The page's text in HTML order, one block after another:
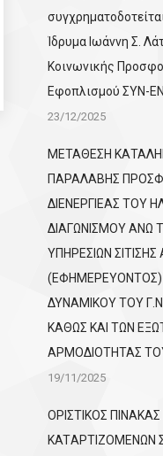
Ίδρυμα Ιωάννη Σ.
Κοινωνικής
Εφοπλισμού ΣΥΝ-
23/12/2025
ΜΕΤΑΘΕΣΗ
ΠΑΡΑΛΑΒΗΣ
ΔΙΕΝΕΡΓΙΕΑΣ ΤΟΥ
ΔΙΑΓΩΝΙΣΜΟΥ ΑΝΩ
ΥΠΗΡΕΣΙΩΝ
ΔΥΝΑΜΙΚΟΥ ΤΟΥ
ΚΑΘΩΣ ΚΑΙ ΤΩΝ
ΑΡΜΟΔΙΟΤΗΤΑΣ
19/11/2025
ΟΡΙΣΤΙΚΟΣ
KATΑΡΤΙΖΟΜΕΝΩΝ